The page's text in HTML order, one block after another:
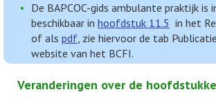
De BAPCOC-gids ambulante praktijk is
beschikbaar in hoofdstuk 11.5 in het
of als pdf, zie hiervoor de tab
website van het BCFI.
Veranderingen over de